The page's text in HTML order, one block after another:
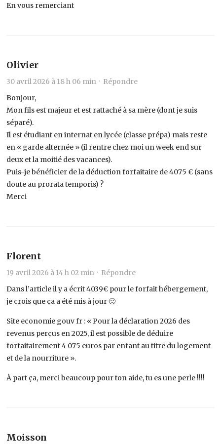
En vous remerciant
Olivier
30 avril 2026 à 18 h 06 min · Répondre
Bonjour,
Mon fils est majeur et est rattaché à sa mère (dont je suis
séparé).
Il est étudiant en internat en lycée (classe prépa) mais reste
en « garde alternée » (il rentre chez moi un week end sur
deux et la moitié des vacances).
Puis-je bénéficier de la déduction forfaitaire de 4075 € (sans
doute au prorata temporis) ?
Merci
Florent
19 avril 2026 à 14 h 02 min · Répondre
Dans l’article il y a écrit 4039€ pour le forfait hébergement,
je crois que ça a été mis à jour 🙂
Site economie gouv fr : « Pour la déclaration 2026 des
revenus perçus en 2025, il est possible de déduire
forfaitairement 4 075 euros par enfant au titre du logement
et de la nourriture ».
À part ça, merci beaucoup pour ton aide, tu es une perle !!!!
Moisson